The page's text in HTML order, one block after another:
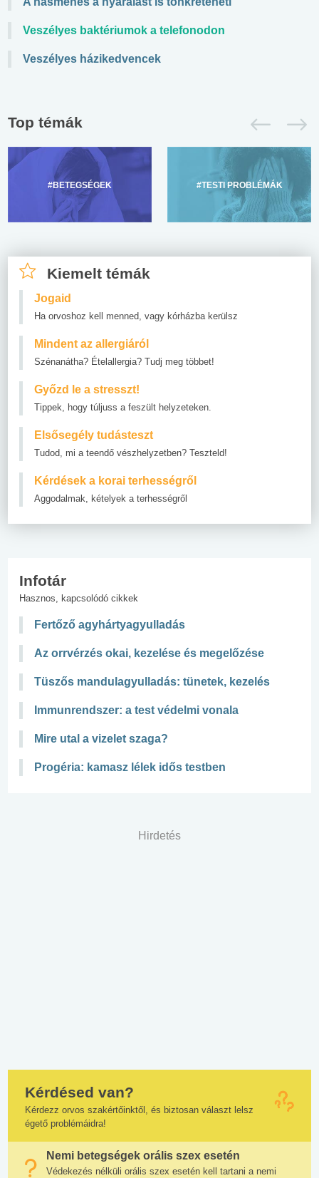
Veszélyes baktériumok a telefonodon
Veszélyes házikedvencek
Top témák
#BETEGSÉGEK #TESTI PROBLÉMÁK
Kiemelt témák
Jogaid
Ha orvoshoz kell menned, vagy kórházba kerülsz
Mindent az allergiáról
Szénanátha? Ételallergia? Tudj meg többet!
Győzd le a stresszt!
Tippek, hogy túljuss a feszült helyzeteken.
Elsősegély tudásteszt
Tudod, mi a teendő vészhelyzetben? Teszteld!
Kérdések a korai terhességről
Aggodalmak, kételyek a terhességről
Infotár
Hasznos, kapcsolódó cikkek
Fertőző agyhártyagyulladás
Az orrvérzés okai, kezelése és megelőzése
Tüszős mandulagyulladás: tünetek, kezelés
Immunrendszer: a test védelmi vonala
Mire utal a vizelet szaga?
Progéria: kamasz lélek idős testben
Hirdetés
Kérdésed van?
Kérdezz orvos szakértőinktől, és biztosan választ lelsz
égető problémáidra!
Nemi betegségek orális szex esetén
Védekezés nélküli orális szex esetén kell tartani a nemi